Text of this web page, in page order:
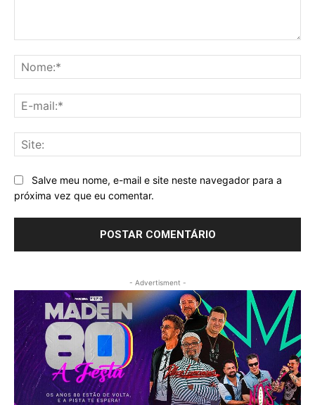
Salve meu nome, e-mail e site neste navegador para a
próxima vez que eu comentar.
- Advertisment -